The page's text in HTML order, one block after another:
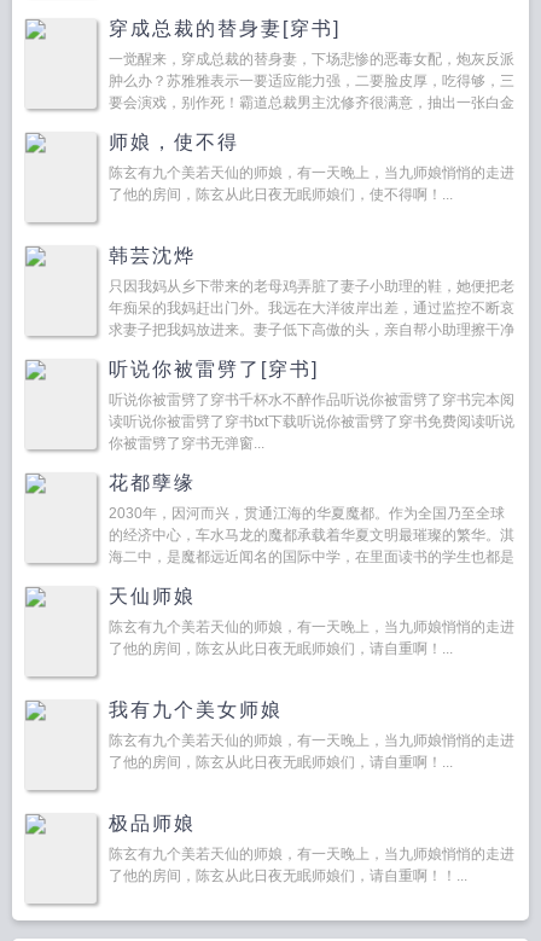
穿成总裁的替身妻[穿书]
一觉醒来，穿成总裁的替身妻，下场悲惨的恶毒女配，炮灰反派
肿么办？苏雅雅表示一要适应能力强，二要脸皮厚，吃得够，三
要会演戏，别作死！霸道总裁男主沈修齐很满意，抽出一张白金
师娘，使不得
陈玄有九个美若天仙的师娘，有一天晚上，当九师娘悄悄的走进
了他的房间，陈玄从此日夜无眠师娘们，使不得啊！...
韩芸沈烨
只因我妈从乡下带来的老母鸡弄脏了妻子小助理的鞋，她便把老
年痴呆的我妈赶出门外。我远在大洋彼岸出差，通过监控不断哀
求妻子把我妈放进来。妻子低下高傲的头，亲自帮小助理擦干净
妈不小心...
听说你被雷劈了[穿书]
听说你被雷劈了穿书千杯水不醉作品听说你被雷劈了穿书完本阅
读听说你被雷劈了穿书txt下载听说你被雷劈了穿书免费阅读听说
你被雷劈了穿书无弹窗...
花都孽缘
2030年，因河而兴，贯通江海的华夏魔都。作为全国乃至全球
的经济中心，车水马龙的魔都承载着华夏文明最璀璨的繁华。淇
海二中，是魔都远近闻名的国际中学，在里面读书的学生也都是
一排靠...
天仙师娘
陈玄有九个美若天仙的师娘，有一天晚上，当九师娘悄悄的走进
了他的房间，陈玄从此日夜无眠师娘们，请自重啊！...
我有九个美女师娘
陈玄有九个美若天仙的师娘，有一天晚上，当九师娘悄悄的走进
了他的房间，陈玄从此日夜无眠师娘们，请自重啊！...
极品师娘
陈玄有九个美若天仙的师娘，有一天晚上，当九师娘悄悄的走进
了他的房间，陈玄从此日夜无眠师娘们，请自重啊！！...